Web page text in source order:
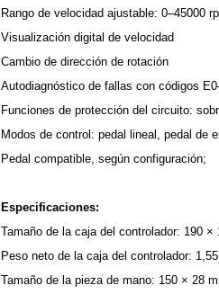
Rango de velocidad ajustable: 0–45000
Visualización digital de velocidad
Cambio de dirección de rotación
Autodiagnóstico de fallas con códigos
Funciones de protección del circuito:
Modos de control: pedal lineal, pedal de
Pedal compatible, según configuración;
Especificaciones:
Tamaño de la caja del controlador: 190 ×
Peso neto de la caja del controlador:
Tamaño de la pieza de mano: 150 × 28